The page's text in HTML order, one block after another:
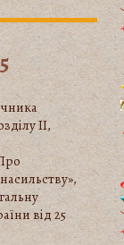
ІІ,
від 25